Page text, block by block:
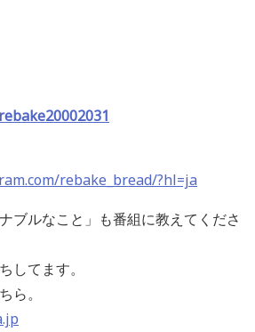
rebake_bread/?hl=ja
ブルなこと」も番組に教えてくださ
してます。
ら。